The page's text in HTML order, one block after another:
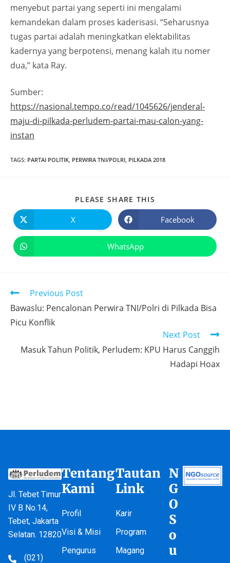
menyebut partai yang seperti ini mengalami
kemandekan dalam proses kaderisasi. “Seharusnya
tugas partai adalah meningkatkan elektabilitas
kadernya yang berpotensi, menang kalah itu nomer
dua,” kata Ray.
Sumber:
https://nasional.tempo.co/read/1045626/jenderal-
maju-di-pilkada-perludem-partai-mau-calon-yang-
instan
TAGS: PARTAI POLITIK, PERWIRA TNI/POLRI, PILKADA 2018
PLEASE SHARE THIS
X Facebook
WhatsApp
Previous Post
Bawaslu: Pencalonan Perwira TNI/Polri di Pilkada Bisa
Picu Konflik
Next Post
Masuk Tahun Politik, Perludem: KPU Harus Canggih
Hadapi Hoax
Jl. Tebet Timur
IV B No.14,
Tebet, Jakarta
Selatan. 12820
(021)
Tentang
Kami
Profil
Visi & Misi
Pengurus
Tautan
Link
Karir
Program
Magang
N
G
O
S
o
u